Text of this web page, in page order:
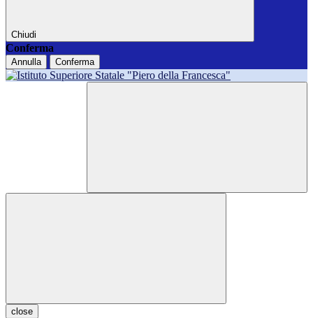
Chiudi
Conferma
Annulla Conferma
close